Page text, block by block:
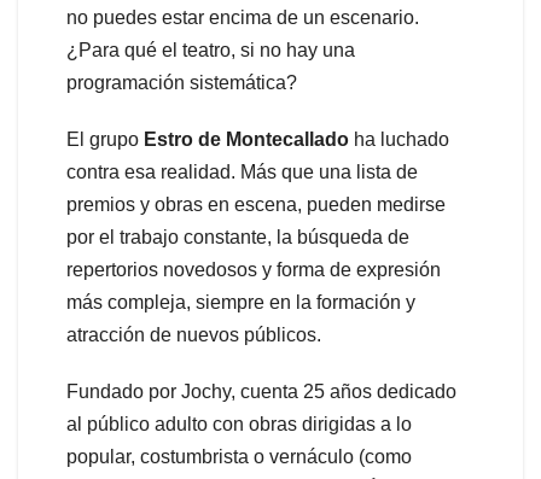
no puedes estar encima de un escenario.
¿Para qué el teatro, si no hay una
programación sistemática?
El grupo Estro de Montecallado ha luchado
contra esa realidad. Más que una lista de
premios y obras en escena, pueden medirse
por el trabajo constante, la búsqueda de
repertorios novedosos y forma de expresión
más compleja, siempre en la formación y
atracción de nuevos públicos.
Fundado por Jochy, cuenta 25 años dedicado
al público adulto con obras dirigidas a lo
popular, costumbrista o vernáculo (como